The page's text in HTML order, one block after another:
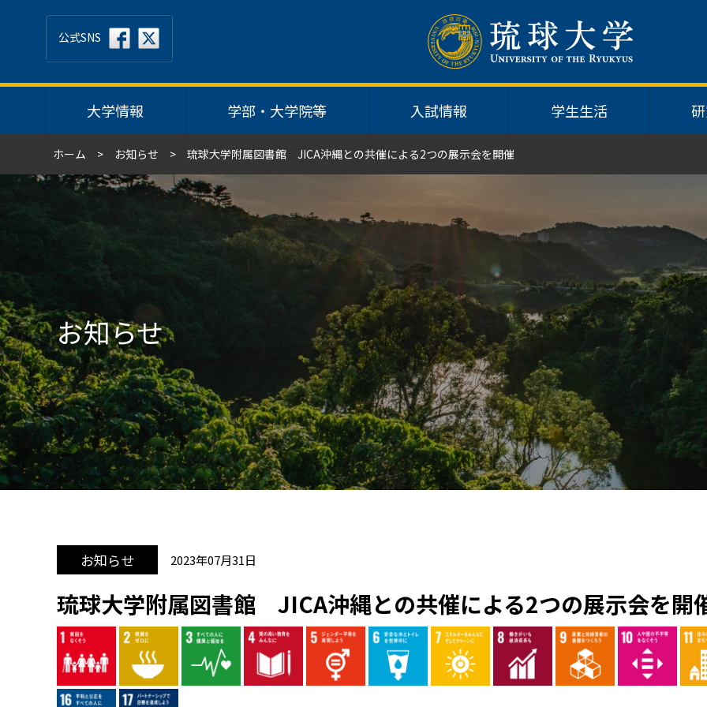
大学情報 学部・大学院等 入試情報 学生生活
公式SNS
ホーム お知らせ 琉球大学附属図書館 JICA沖縄との共催による2つの展示会を開催
お知らせ
お知らせ 2023年07月31日
琉球大学附属図書館 JICA沖縄との共催による2つの展示会を開